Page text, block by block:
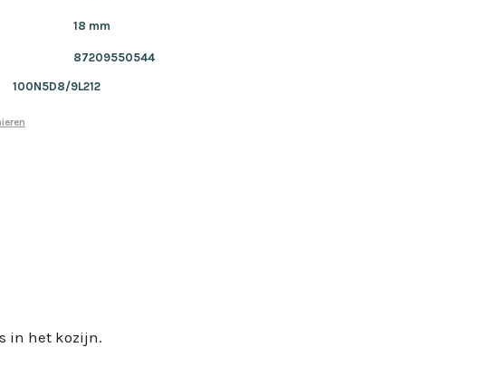
18 mm
87209550544
100N5D8/9L212
in het kozijn.